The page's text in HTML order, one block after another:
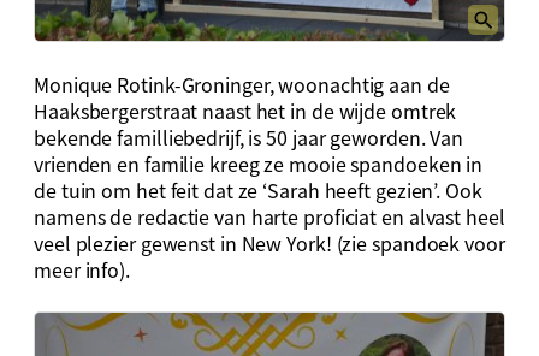
Monique Rotink-Groninger, woonachtig aan de
Haaksbergerstraat naast het in de wijde omtrek
bekende familliebedrijf, is 50 jaar geworden. Van
vrienden en familie kreeg ze mooie spandoeken in
de tuin om het feit dat ze ‘Sarah heeft gezien’. Ook
namens de redactie van harte proficiat en alvast heel
veel plezier gewenst in New York! (zie spandoek voor
meer info).